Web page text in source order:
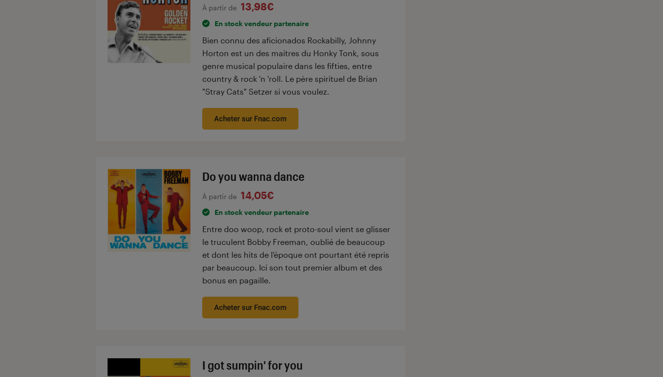
À partir de 13,98€
En stock vendeur partenaire
Bien connu des aficionados Rockabilly, Johnny
Horton est un des maitres du Honky Tonk, sous
genre musical populaire dans les fifties, entre
country & rock 'n 'roll. Le père spirituel de Brian
"Stray Cats" Setzer si vous voulez.
Acheter sur Fnac.com
Do you wanna dance
À partir de 14,05€
En stock vendeur partenaire
Entre doo woop, rock et proto-soul vient se glisser
le truculent Bobby Freeman, oublié de beaucoup
et dont les hits de l'époque ont pourtant été repris
par beaucoup. Ici son tout premier album et des
bonus en pagaille.
Acheter sur Fnac.com
I got sumpin' for you